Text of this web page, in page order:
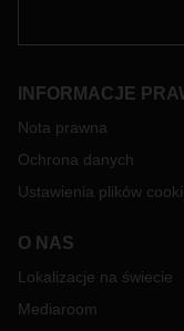
INFORMACJE
Nota prawna
Ochrona danych
Ustawienia plików
O NAS
Lokalizacje na świecie
Mediaroom